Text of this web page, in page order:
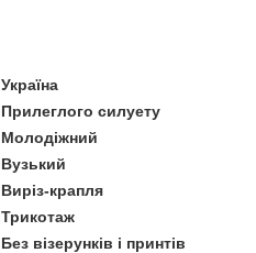
Україна
Прилеглого силуету
Молодіжний
Вузький
Виріз-крапля
Трикотаж
Без візерунків і принтів